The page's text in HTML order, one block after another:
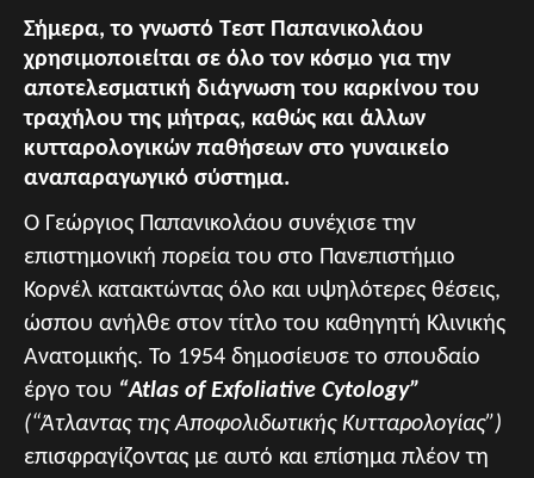
Σήμερα, το γνωστό Τεστ Παπανικολάου
χρησιμοποιείται σε όλο τον κόσμο για την
αποτελεσματική διάγνωση του καρκίνου του
τραχήλου της μήτρας, καθώς και άλλων
κυτταρολογικών παθήσεων στο γυναικείο
αναπαραγωγικό σύστημα.
Ο Γεώργιος Παπανικολάου συνέχισε την
επιστημονική πορεία του στο Πανεπιστήμιο
Κορνέλ κατακτώντας όλο και υψηλότερες θέσεις,
ώσπου ανήλθε στον τίτλο του καθηγητή Κλινικής
Ανατομικής. Το 1954 δημοσίευσε το σπουδαίο
έργο του “Atlas of Exfoliative Cytology”
(“Άτλαντας της Αποφολιδωτικής Κυτταρολογίας”)
επισφραγίζοντας με αυτό και επίσημα πλέον τη